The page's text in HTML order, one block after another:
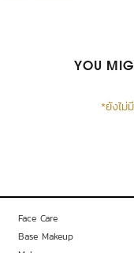
YOU
*ยังไม่
Face Care
Base Makeup